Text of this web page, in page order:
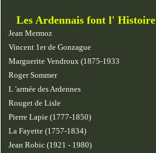
Les Ardennais font l' Histoire
Jean Mermoz
Vincent 1er de Gonzague
Marguerite Vendroux (1875-1933
Roger Sommer
L 'armée des Ardennes
Rouget de Lisle
Pierre Lapie (1777-1850)
La Fayette (1757-1834)
Jean Robic (1921 - 1980)